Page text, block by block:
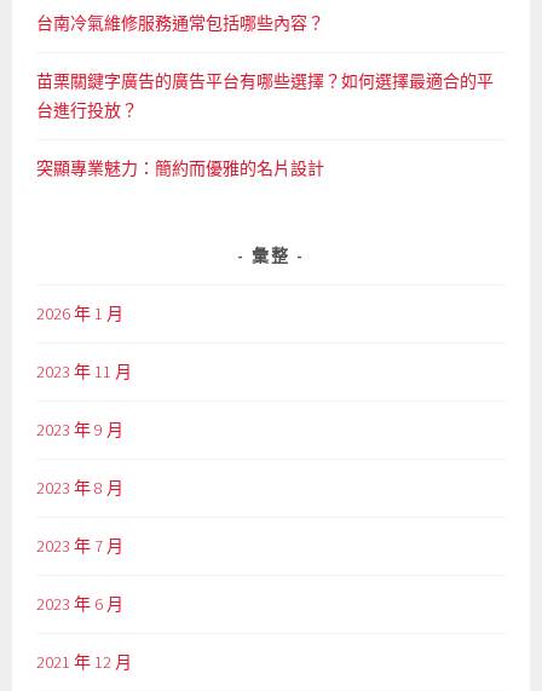
台南冷氣維修服務通常包括哪些內容？
苗栗關鍵字廣告的廣告平台有哪些選擇？如何選擇最適合的平
台進行投放？
突顯專業魅力：簡約而優雅的名片設計
彙整
2026 年 1 月
2023 年 11 月
2023 年 9 月
2023 年 8 月
2023 年 7 月
2023 年 6 月
2021 年 12 月